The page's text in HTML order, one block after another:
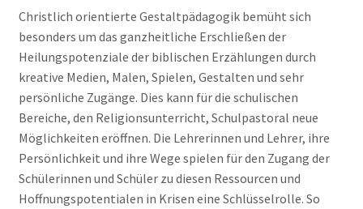
Christlich orientierte Gestaltpädagogik bemüht sich
besonders um das ganzheitliche Erschließen der
Heilungspotenziale der biblischen Erzählungen durch
kreative Medien, Malen, Spielen, Gestalten und sehr
persönliche Zugänge. Dies kann für die schulischen
Bereiche, den Religionsunterricht, Schulpastoral neue
Möglichkeiten eröffnen. Die Lehrerinnen und Lehrer, ihre
Persönlichkeit und ihre Wege spielen für den Zugang der
Schülerinnen und Schüler zu diesen Ressourcen und
Hoffnungspotentialen in Krisen eine Schlüsselrolle. So